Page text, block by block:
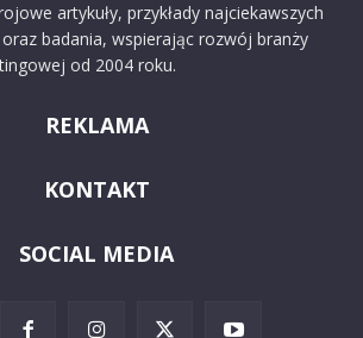
artykuły, przykłady najciekawszych
badania, wspierając rozwój branży
od 2004 roku.
REKLAMA
KONTAKT
SOCIAL MEDIA